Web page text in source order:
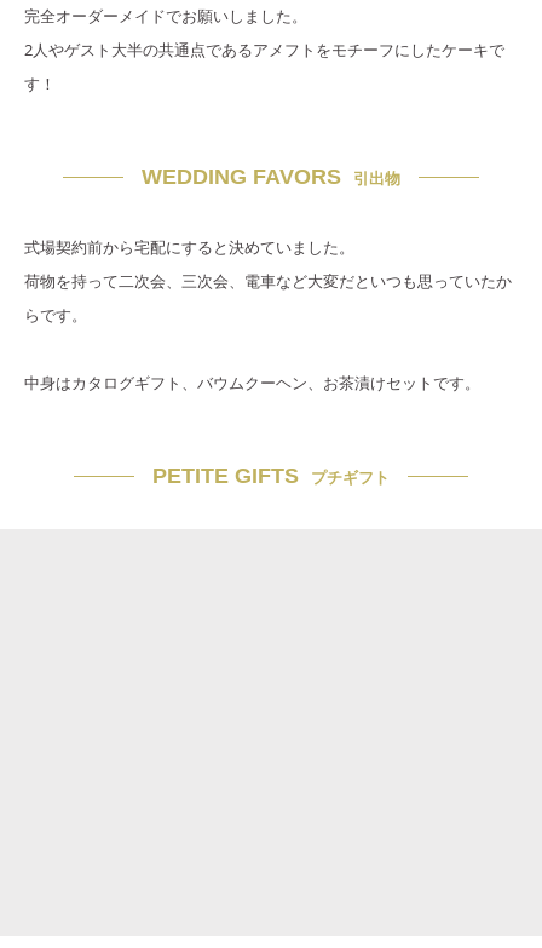
完全オーダーメイドでお願いしました。
2人やゲスト大半の共通点であるアメフトをモチーフにしたケーキで
す！
WEDDING FAVORS 引出物
式場契約前から宅配にすると決めていました。
荷物を持って二次会、三次会、電車など大変だといつも思っていたか
らです。
中身はカタログギフト、バウムクーヘン、お茶漬けセットです。
PETITE GIFTS プチギフト